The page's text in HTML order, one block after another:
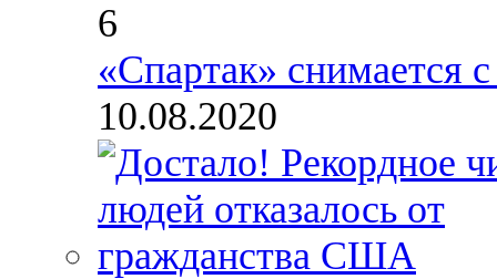
6
«Спартак» снимается
10.08.2020